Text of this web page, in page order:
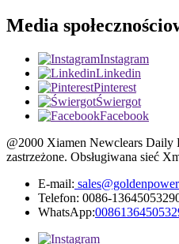
Media
Instagram
Linkedin
Pinterest
Świergot
Facebook
@2000 Xiamen Newclears Daily
zastrzeżone. Obsługiwana sieć
E-mail:
Telefon: 0086-
WhatsApp: